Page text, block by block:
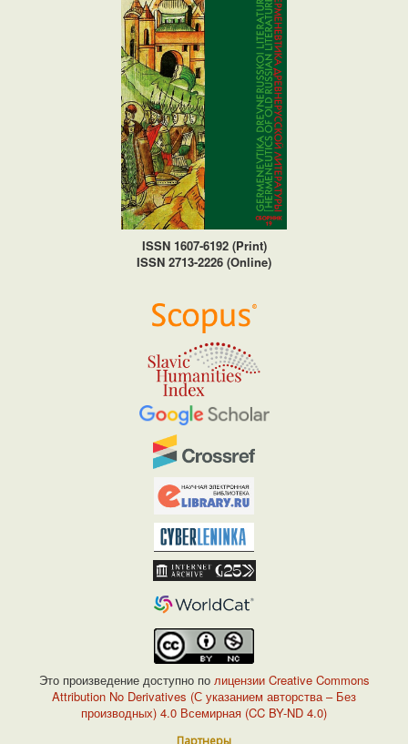
ISSN 1607-6192 (Print)
ISSN 2713-2226 (Online)
Это произведение доступно по лицензии Creative Commons
Attribution No Derivatives (С указанием авторства – Без
производных) 4.0 Всемирная (CC BY-ND 4.0)